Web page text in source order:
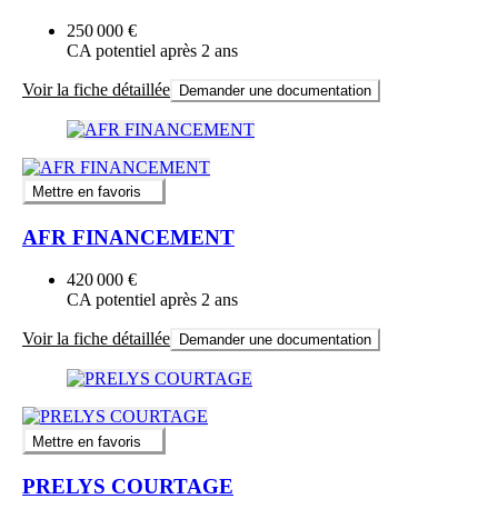
250 000 €
CA potentiel après 2 ans
Voir la fiche détaillée Demander une documentation
Mettre en favoris
AFR FINANCEMENT
420 000 €
CA potentiel après 2 ans
Voir la fiche détaillée Demander une documentation
Mettre en favoris
PRELYS COURTAGE